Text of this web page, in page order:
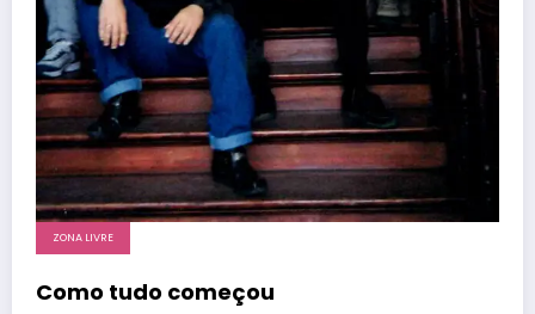
ZONA LIVRE
Como tudo começou